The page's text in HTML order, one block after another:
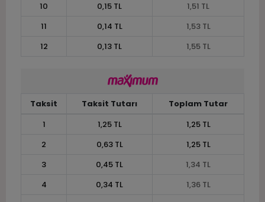
10
0,15 TL
1,51 TL
11
0,14 TL
1,53 TL
12
0,13 TL 1,55 TL
Taksit Taksit Tutarı
Toplam Tutar
1
1,25 TL
1,25 TL
2
0,63 TL
1,25 TL
3
0,45 TL
1,34 TL
4
0,34 TL
1,36 TL